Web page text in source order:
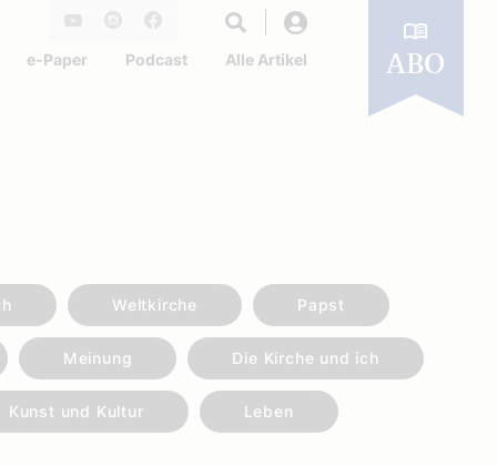
Facebook
e-Paper Podcast Alle Artikel ABO
Weltkirche Papst
Meinung Die Kirche und ich
Kunst und Kultur Leben